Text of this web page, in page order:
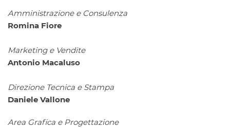
Amministrazione e Consulenza
Romina Fiore
Marketing e Vendite
Antonio Macaluso
Direzione Tecnica e Stampa
Daniele Vallone
Area Grafica e Progettazione